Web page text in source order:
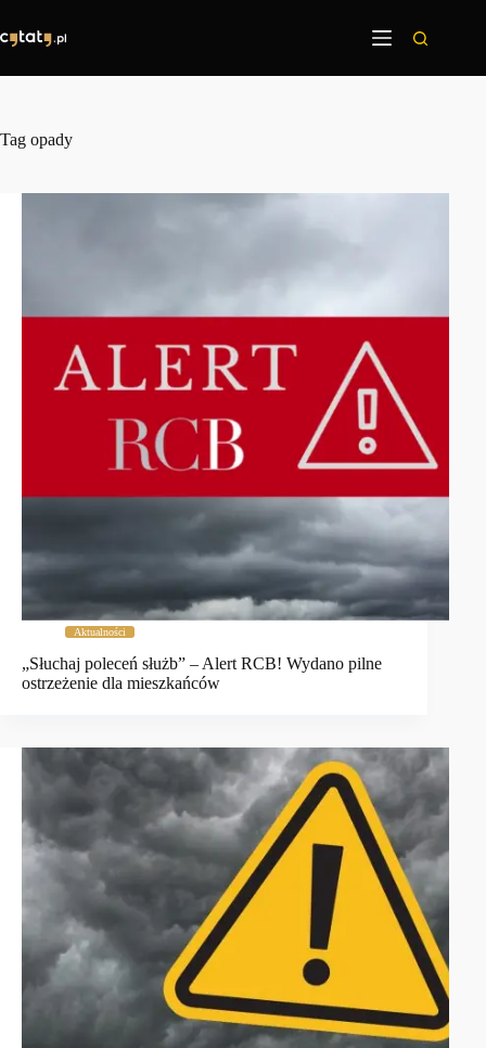
treści
Tag opady
Aktualności
„Słuchaj poleceń służb” – Alert RCB! Wydano pilne
ostrzeżenie dla mieszkańców